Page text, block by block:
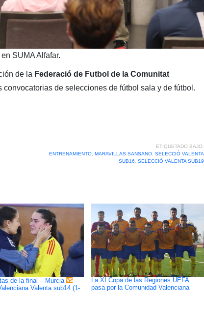
SUMA Alfafar.
de la Federació de Futbol de la Comunitat
de selecciones de fútbol sala y de fútbol.
ETIQUETADO BAJO:
ENTRENAMIENTO, MARAVILLAS SANSANO, SELECCIÓ VALENTA
SUB16
SELECCIÓ VALENTA SUB19
de la final – Murcia
Valenta sub14 (1-
La XI Copa de las Regiones UEFA
pasa por la Comunidad Valenciana